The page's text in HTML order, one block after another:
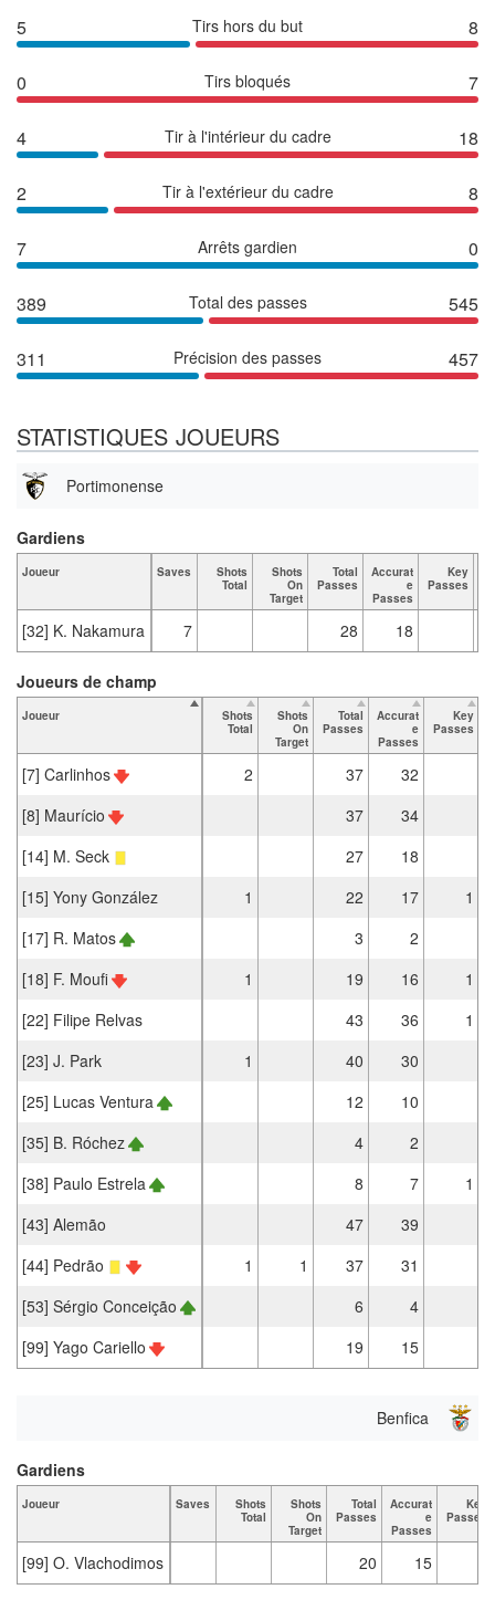
5 Tirs hors du but 8
0 Tirs bloqués 7
4 Tir à l'intérieur du cadre 18
2 Tir à l'extérieur du cadre 8
7 Arrêts gardien 0
389 Total des passes 545
311 Précision des passes 457
STATISTIQUES JOUEURS
Portimonense
Joueur Saves
Shots
Total
Shots
On
Target
Total
Passes
Accurat
e
Passes
Key
Passes
[32] K. Nakamura 7 28 18
Gardiens
Joueur
Shots
Total
Shots
On
Target
Total
Passes
Accurat
e
Passes
Key
Passes
[7] Carlinhos 2 37
32
[8] Maurício
37
34
[14] M. Seck
27
18
[15] Yony González
1 22 17
1
[17] R. Matos
3
2
[18] F. Moufi
1 19 16
1
[22] Filipe Relvas
43 36
1
[23] J. Park
1 40
30
[25] Lucas Ventura
12
10
[35] B. Róchez
4
2
[38] Paulo Estrela
8 7
1
[43] Alemão
47
39
[44] Pedrão
1 1 37
31
[53] Sérgio Conceição
6
4
[99] Yago Cariello
19 15
Joueurs de champ
Benfica
Joueur Saves
Shots
Total
Shots
On
Target
Total
Passes
Accurat
e
Passes
Key
Passes
[99] O. Vlachodimos 20 15
Gardiens